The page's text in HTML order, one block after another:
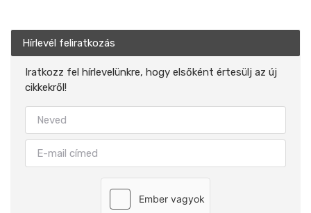
Hírlevél feliratkozás
Iratkozz fel hírlevelünkre, hogy elsőként értesülj az új
cikkekről!